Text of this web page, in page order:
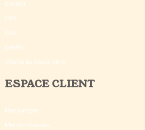
Contact
CGV
CGU
Crédits
©Outils du Coach 2018
ESPACE CLIENT
Mon compte
Mes commandes